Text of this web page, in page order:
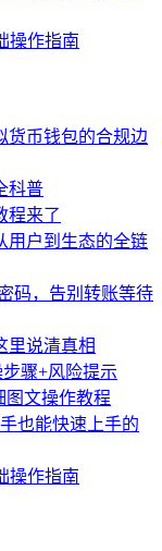
操作指南
货币钱包的合规边
科普
程来了
用户到生态的全链
码，告别转账等待
里说清真相
骤+风险提示
图文操作教程
也能快速上手的
操作指南